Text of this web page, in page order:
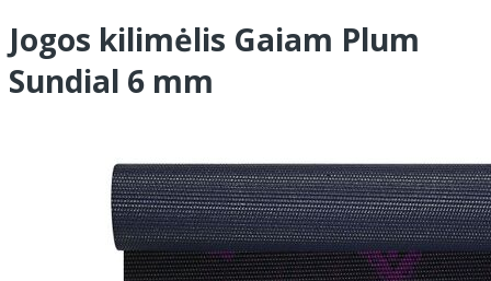
Jogos kilimėlis Gaiam Plum
Sundial 6 mm